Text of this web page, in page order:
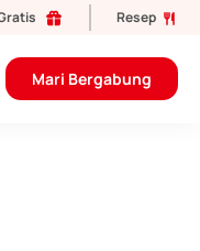
Resep
Mari Bergabung